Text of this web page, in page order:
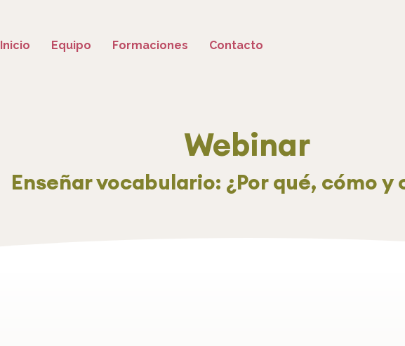
Inicio Equipo Formaciones Contacto
Webinar
Enseñar vocabulario: ¿Por qué, cómo y